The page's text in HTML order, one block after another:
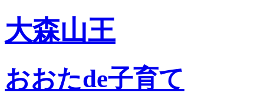
大森山王
おおたde子育て